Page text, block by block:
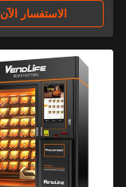
الاستفسار الآن